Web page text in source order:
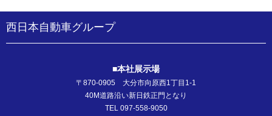
西日本自動車グループ
■本社展示場
〒870-0905 大分市向原西1丁目1-1
40M道路沿い新日鉄正門となり
TEL 097-558-9050